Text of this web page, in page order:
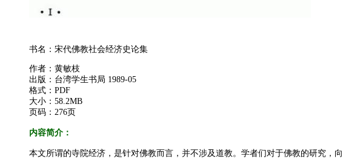
书名：宋代佛教社会经济史论集
作者：黄敏枝
出版：台湾学生书局 1989-05
格式：PDF
大小：58.2MB
页码：276页
内容简介：
本文所谓的寺院经济，是针对佛教而言，并不涉及道教。学者们对于佛教的研究，